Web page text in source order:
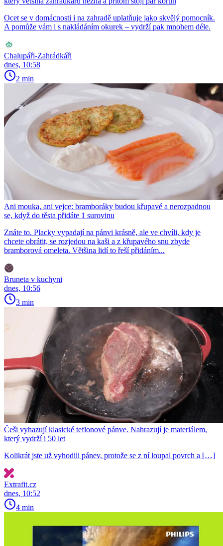
Ocet se v domácnosti i na zahradě uplatňuje jako skvělý pomocník.
A pomůže vám i s nakládáním okurek – vydrží pak mnohem déle.
Chalupáři-Zahrádkáři
dnes, 10:58
2 min
Ani mouka, ani vejce: bramboráky budou křupavé a nerozpadnou
se, když do těsta přidáte 1 surovinu
Znáte to. Placky vypadají na pánvi krásně, ale ve chvíli, kdy je
chcete obrátit, se rozjedou na kaši a z křupavého snu zbyde
bramborová omeleta. Většina lidí to řeší přidáním...
Bruneta v kuchyni
dnes, 10:56
3 min
Češi vyhazují klasické teflonové pánve. Nahrazují je materiálem,
který vydrží i 50 let
Kolikrát jste už vyhodili pánev, protože se z ní loupal povrch a […]
Extrafit.cz
dnes, 10:52
4 min